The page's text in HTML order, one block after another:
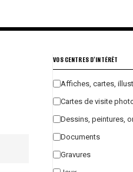
VOS CENTRES D'INTÉRÊT
Affiches, cartes,
Cartes de visite
Dessins, peintures,
Documents
Gravures